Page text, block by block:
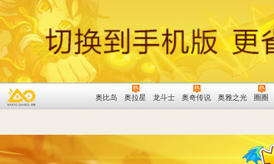
奥比岛 奥拉星 龙斗士 奥奇传说 奥雅之光 圈圈